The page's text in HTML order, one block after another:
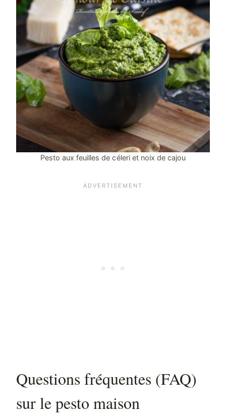
Pesto aux feuilles de céleri et noix de cajou
Questions fréquentes (FAQ)
sur le pesto maison